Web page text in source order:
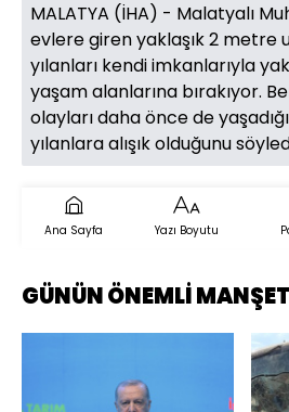
MALATYA (İHA) - Malatyalı
evlere giren yaklaşık 2 metre
yılanları kendi imkanlarıyla
yaşam alanlarına bırakıyor.
olayları daha önce de
yılanlara alışık olduğunu
Ana Sayfa Yazı Boyutu
GÜNÜN ÖNEMLİ